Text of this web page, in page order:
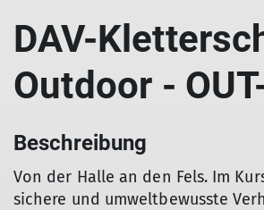
DAV-
Outdoor -
Beschreibung
Von der Halle an den Fels. Im
sichere und umweltbewusste